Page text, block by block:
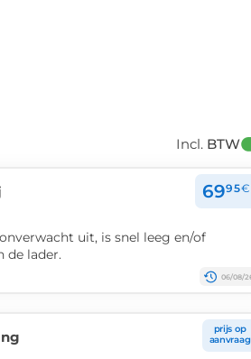
Incl. BTW
6995€
uit, is snel leeg en/of
de lader.
06/08/
prijs op
aanvraag